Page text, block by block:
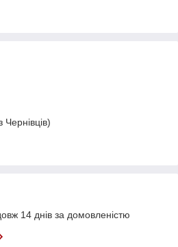
Чернівців)
14 днів за домовленістю